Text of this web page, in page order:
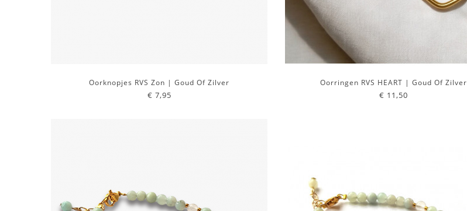
Oorknopjes RVS Zon | Goud Of Zilver
€ 7,95
Oorringen RVS HEART | Goud Of Zilver
€ 11,50